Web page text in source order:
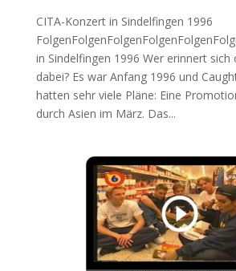
CITA-Konzert in Sindelfingen 1996
in Sindelfingen 1996 Wer erinnert
dabei? Es war Anfang 1996 und
hatten sehr viele Pläne: Eine
durch Asien im März. Das...